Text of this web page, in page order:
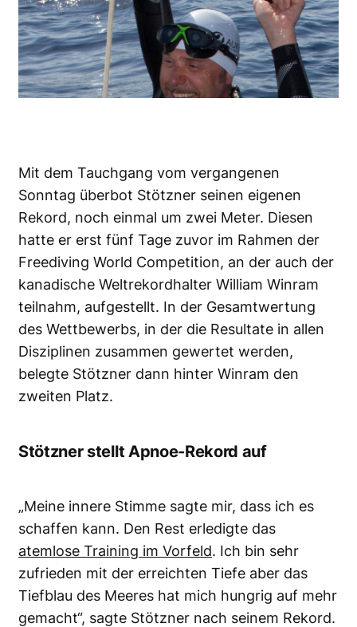
Mit dem Tauchgang vom vergangenen
Sonntag überbot Stötzner seinen eigenen
Rekord, noch einmal um zwei Meter. Diesen
hatte er erst fünf Tage zuvor im Rahmen der
Freediving World Competition, an der auch der
kanadische Weltrekordhalter William Winram
teilnahm, aufgestellt. In der Gesamtwertung
des Wettbewerbs, in der die Resultate in allen
Disziplinen zusammen gewertet werden,
belegte Stötzner dann hinter Winram den
zweiten Platz.
Stötzner stellt Apnoe-Rekord auf
„Meine innere Stimme sagte mir, dass ich es
schaffen kann. Den Rest erledigte das
atemlose Training im Vorfeld. Ich bin sehr
zufrieden mit der erreichten Tiefe aber das
Tiefblau des Meeres hat mich hungrig auf mehr
gemacht“, sagte Stötzner nach seinem Rekord.